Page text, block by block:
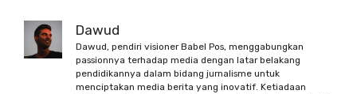
Dawud
Dawud, pendiri visioner Babel Pos, menggabungkan
passionnya terhadap media dengan latar belakang
pendidikannya dalam bidang jurnalisme untuk
menciptakan media berita yang inovatif. Ketiadaan